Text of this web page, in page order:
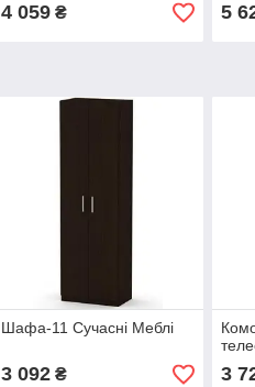
4 059₴ 5
Шафа-11 Сучасні Меблі
3 092₴ 3